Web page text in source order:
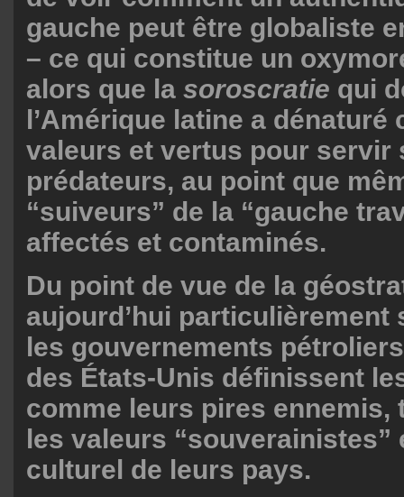
gauche peut être globaliste
– ce qui constitue un
alors que la soroscratie qui
l’Amérique latine a dénaturé
valeurs et vertus pour servir
prédateurs, au point que
“suiveurs” de la “gauche
affectés et contaminés.
Du point de vue de la
aujourd’hui particulièrement
les gouvernements
des États-Unis définissent
comme leurs pires ennemis,
les valeurs “souverainistes”
culturel de leurs pays.